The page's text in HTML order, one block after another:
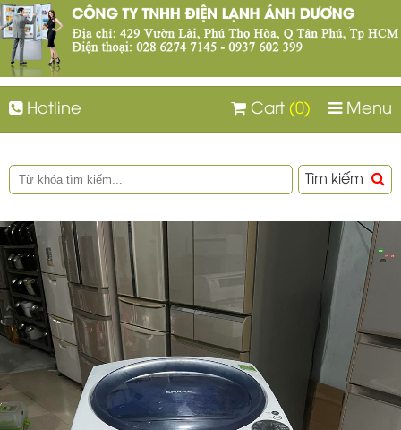
Hotline Menu
Cart (0)
Tìm kiếm